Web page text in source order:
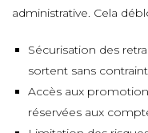
administrative. Cela
Sécurisation des
sortent sans
Accès aux
réservées aux